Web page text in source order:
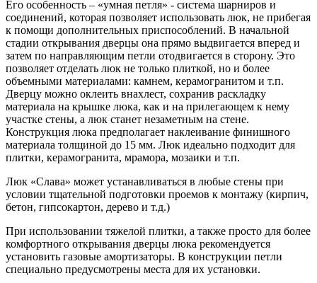
Его особенность – «умная петля» - система шарниров и
соединений, которая позволяет использовать люк, не прибегая
к помощи дополнительных приспособлений. В начальной
стадии открывания дверцы она прямо выдвигается вперед и
затем по направляющим петли отодвигается в сторону. Это
позволяет отделать люк не только плиткой, но и более
объемными материалами: камнем, керамогранитом и т.п.
Дверцу можно оклеить внахлест, сохранив раскладку
материала на крышке люка, как и на прилегающем к нему
участке стены, а люк станет незаметным на стене.
Конструкция люка предполагает наклеивание финишного
материала толщиной до 15 мм. Люк идеально подходит для
плитки, керамогранита, мрамора, мозаики и т.п.
Люк «Слава» может устанавливаться в любые стены при
условии тщательной подготовки проемов к монтажу (кирпич,
бетон, гипсокартон, дерево и т.д.)
При использовании тяжелой плитки, а также просто для более
комфортного открывания дверцы люка рекомендуется
установить газовые амортизаторы. В конструкции петли
специально предусмотрены места для их установки.